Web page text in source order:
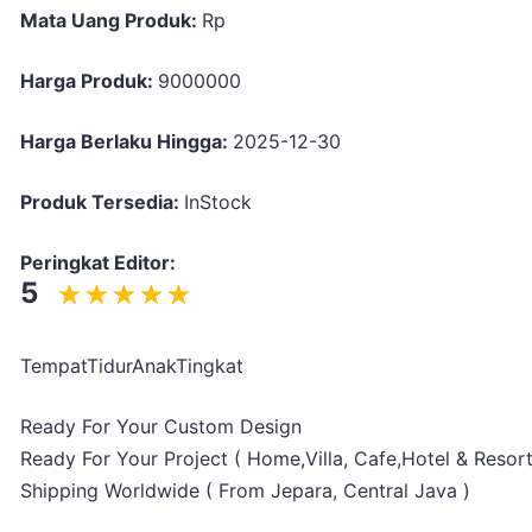
Mata Uang Produk: Rp
Harga Produk: 9000000
Harga Berlaku Hingga: 2025-12-30
Produk Tersedia: InStock
Peringkat Editor:
5
TempatTidurAnakTingkat
Ready For Your Custom Design
Ready For Your Project ( Home,Villa, Cafe,Hotel &
Shipping Worldwide ( From Jepara, Central Java )